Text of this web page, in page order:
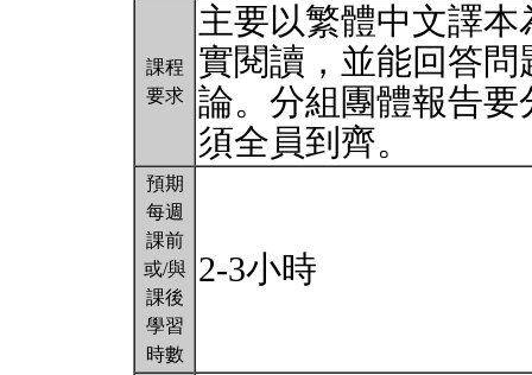
課程
要求
主要以繁體中文譯
實閱讀，並能回答
論。分組團體報告
須全員到齊。
預期
每週
課前
或/與
課後
學習
時數
2-3小時